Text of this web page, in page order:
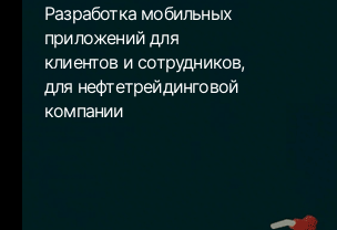
Разработка мобильных
приложений для
клиентов и сотрудников,
для нефтетрейдинговой
компании